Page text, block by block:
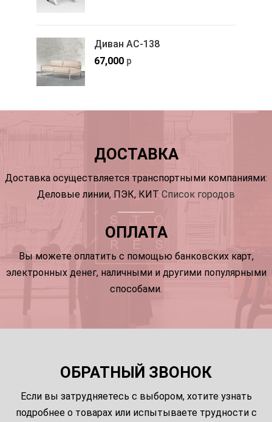
Диван АС-138
67,000 р
ДОСТАВКА
Доставка осуществляется транспортными компаниями:
Деловые линии, ПЭК, КИТ Список городов
ОПЛАТА
Вы можете оплатить с помощью банковских карт,
электронных денег, наличными и другими популярными
способами.
ОБРАТНЫЙ ЗВОНОК
Если вы затрудняетесь с выбором, хотите узнать
подробнее о товарах или испытываете трудности с